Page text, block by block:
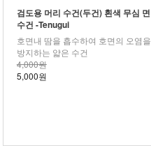
검도용 머리 수건(두건) 흰색 무심 면
수건 -Tenugui
호면내 땀을 흡수하여 호면의 오염을
방지하는 얇은 수건
4,000원
5,000원